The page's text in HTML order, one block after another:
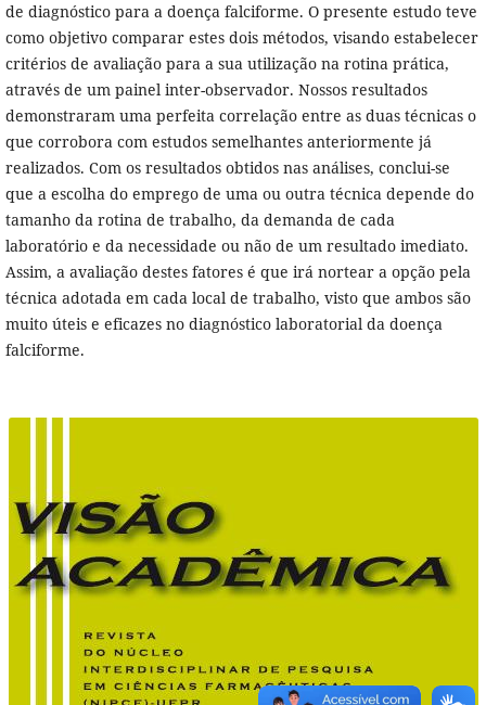
de diagnóstico para a doença falciforme. O presente estudo teve
como objetivo comparar estes dois métodos, visando estabelecer
critérios de avaliação para a sua utilização na rotina prática,
através de um painel inter-observador. Nossos resultados
demonstraram uma perfeita correlação entre as duas técnicas o
que corrobora com estudos semelhantes anteriormente já
realizados. Com os resultados obtidos nas análises, conclui-se
que a escolha do emprego de uma ou outra técnica depende do
tamanho da rotina de trabalho, da demanda de cada
laboratório e da necessidade ou não de um resultado imediato.
Assim, a avaliação destes fatores é que irá nortear a opção pela
técnica adotada em cada local de trabalho, visto que ambos são
muito úteis e eficazes no diagnóstico laboratorial da doença
falciforme.